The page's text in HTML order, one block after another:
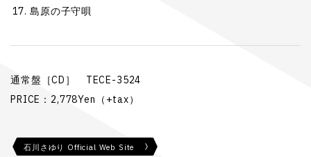
島原の子守唄
通常盤［CD］ TECE-3524
PRICE：2,778Yen（+tax）
石川さゆり Official Web Site